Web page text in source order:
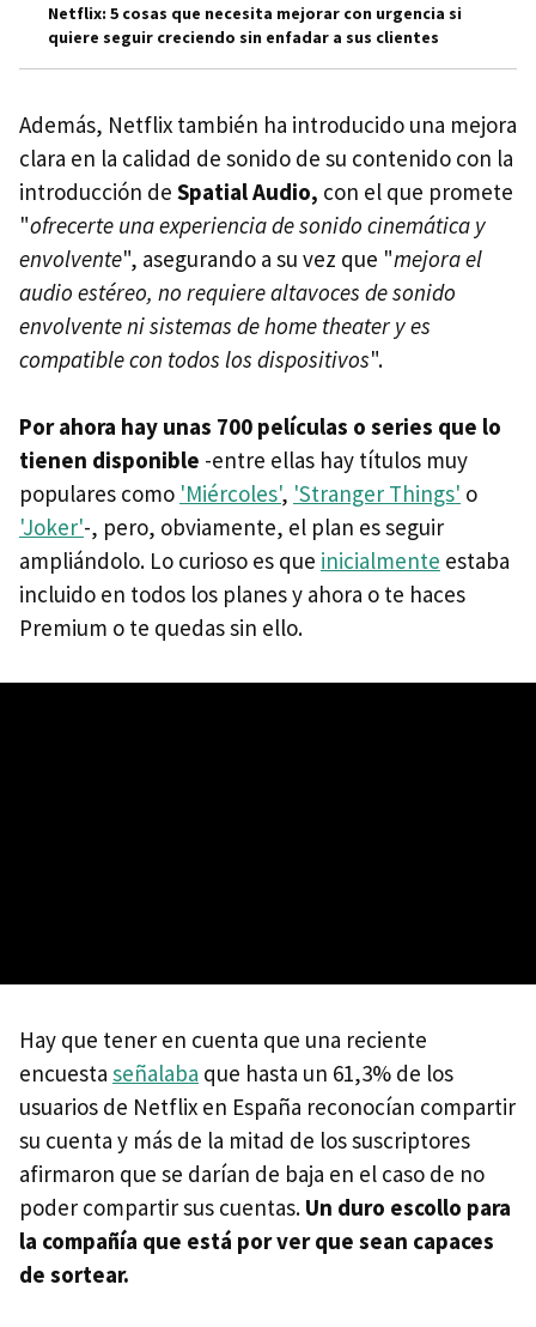
Netflix: 5 cosas que necesita mejorar con urgencia si
quiere seguir creciendo sin enfadar a sus clientes
Además, Netflix también ha introducido una mejora
clara en la calidad de sonido de su contenido con la
introducción de Spatial Audio, con el que promete
"ofrecerte una experiencia de sonido cinemática y
envolvente", asegurando a su vez que "mejora el
audio estéreo, no requiere altavoces de sonido
envolvente ni sistemas de home theater y es
compatible con todos los dispositivos".
Por ahora hay unas 700 películas o series que lo
tienen disponible -entre ellas hay títulos muy
populares como 'Miércoles', 'Stranger Things' o
'Joker'-, pero, obviamente, el plan es seguir
ampliándolo. Lo curioso es que inicialmente estaba
incluido en todos los planes y ahora o te haces
Premium o te quedas sin ello.
Hay que tener en cuenta que una reciente
encuesta señalaba que hasta un 61,3% de los
usuarios de Netflix en España reconocían compartir
su cuenta y más de la mitad de los suscriptores
afirmaron que se darían de baja en el caso de no
poder compartir sus cuentas. Un duro escollo para
la compañía que está por ver que sean capaces
de sortear.